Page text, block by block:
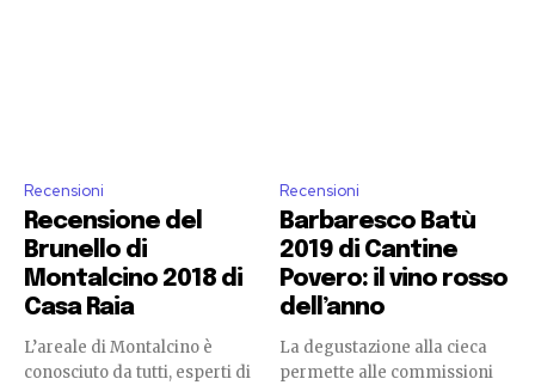
Recensioni
Recensione del
Brunello di
Montalcino 2018 di
Casa Raia
L’areale di Montalcino è
conosciuto da tutti, esperti di
Recensioni
Barbaresco Batù
2019 di Cantine
Povero: il vino rosso
dell’anno
La degustazione alla cieca
permette alle commissioni